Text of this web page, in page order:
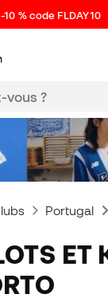
-10 % code FLDAY10
Portugal